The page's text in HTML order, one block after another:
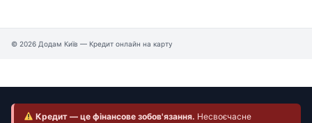
© 2026 Додам Київ — Кредит онлайн на карту
Кредит — це фінансове зобов'язання. Несвоєчасне